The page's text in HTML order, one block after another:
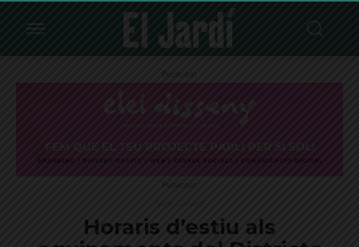
Publicitat
Publicitat
Horaris d’estiu als